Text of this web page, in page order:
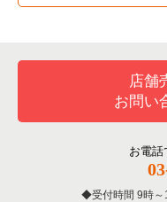
洋食の居抜き売却物件の
その他の居抜き売却物件
北区の飲食店の居抜き売
江戸川区の飲食店の居抜
東京23区のバーの居抜き
東京23区の居酒屋・ダ
東京23区の専門料理の
店舗
お問い
お電話
受付時間 9時～